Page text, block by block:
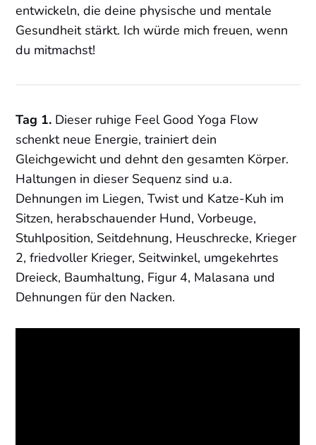
entwickeln, die deine physische und mentale
Gesundheit stärkt. Ich würde mich freuen, wenn
du mitmachst!
Tag 1. Dieser ruhige Feel Good Yoga Flow
schenkt neue Energie, trainiert dein
Gleichgewicht und dehnt den gesamten Körper.
Haltungen in dieser Sequenz sind u.a.
Dehnungen im Liegen, Twist und Katze-Kuh im
Sitzen, herabschauender Hund, Vorbeuge,
Stuhlposition, Seitdehnung, Heuschrecke, Krieger
2, friedvoller Krieger, Seitwinkel, umgekehrtes
Dreieck, Baumhaltung, Figur 4, Malasana und
Dehnungen für den Nacken.